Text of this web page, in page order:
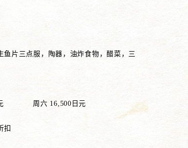
鱼片三点服，陶器，油炸食物，醋菜，三
元 周六 16,500日元
扣